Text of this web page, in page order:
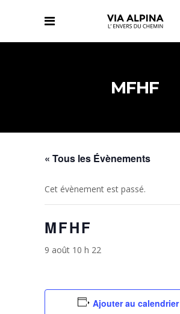
MFHF
« Tous les Évènements
Cet évènement est passé.
MFHF
9 août 10 h 22
Ajouter au calendrier